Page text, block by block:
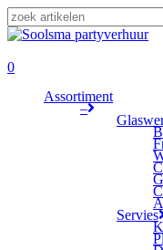
Skip
to
content
Close
0
Assortiment
–
Servies